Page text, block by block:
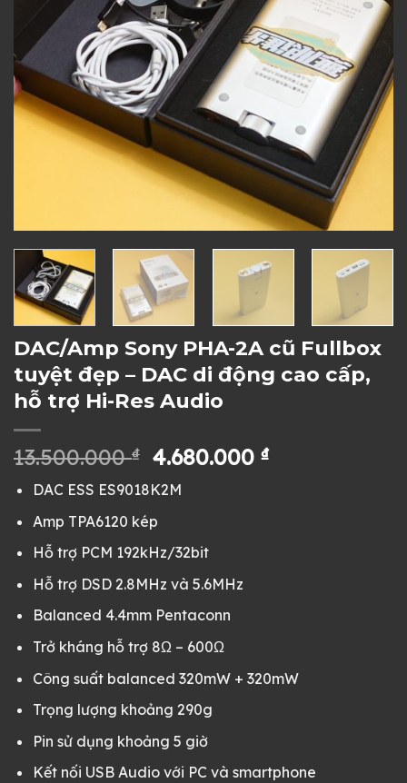
DAC/Amp Sony PHA-2A cũ Fullbox
tuyệt đẹp – DAC di động cao cấp,
hỗ trợ Hi-Res Audio
13.500.000₫
Giá
gốc
là:
13.500.000 ₫.
4.680.000₫Giá
DAC ESS ES9018K2M
Amp TPA6120 kép
Hỗ trợ PCM 192kHz/32bit
Hỗ trợ DSD 2.8MHz và 5.6MHz
Balanced 4.4mm Pentaconn
Trở kháng hỗ trợ 8Ω – 600Ω
Công suất balanced 320mW + 320mW
Trọng lượng khoảng 290g
Pin sử dụng khoảng 5 giờ
Kết nối USB Audio với PC và smartphone